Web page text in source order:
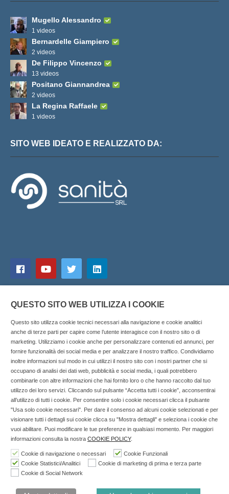
Mugello Alessandro
1 videos
Bernardelle Giampiero
2 videos
De Filippo Vincenzo
13 videos
Positano Giannandrea
2 videos
La Regina Raffaele
1 videos
SITO WEB IDEATO E REALIZZATO DA:
Copyright © 2025 SOCIALFARMA - La piattaforma web per i
professionisti della farmacia. Tutti i diritti riservati.
Socialfarma.it è un marchio di Sanità S.r.l. Largo San
Francesco, 19 - 73041 Carmiano (LE) - Tel: 0832.093720 Cell:
3276346536 Cell: 3297281965 - P.iva: 04571460759 - Rea: LE-
302152 Iscritta al n° 1 del Registro della Stampa del Tribunale
di Lecce il 15/01/2015.
Nell'anno 2018 sono stati erogati €3.147,62 da Invitalia a saldo
QUESTO SITO WEB UTILIZZA I COOKIE
Questo sito utilizza cookie tecnici necessari alla navigazione e cookie analitici
anche di terze parti per capire come l’utente interagisce con il nostro sito o di
marketing. Utilizziamo i cookie anche per personalizzare contenuti ed annunci, per
fornire funzionalità dei social media e per analizzare il nostro traffico. Condividiamo
inoltre informazioni sul modo in cui utilizzi il nostro sito con i nostri partner che si
occupano di analisi dei dati web, pubblicità e social media, i quali potrebbero
combinarle con altre informazioni che hai fornito loro o che hanno raccolto dal tuo
utilizzo dei loro servizi. Cliccando sul pulsante “Accetta tutti i cookie”, acconsentirai
all’utilizzo di tutti i cookie. Per consentire solo i cookie necessari clicca il pulsante
"Usa solo cookie necessari". Per dare il consenso ad alcuni cookie selezionati e per
visionare tutti i dettagli sui cookie clicca su "Mostra dettagli" e seleziona i cookie che
vuoi abilitare. Puoi modificare le tue preferenze in qualsiasi momento. Per maggiori
informazioni consulta la nostra COOKIE POLICY.
Cookie di navigazione o necessari
Cookie Funzionali
Cookie Statistici/Analitici
Cookie di marketing di prima e terza parte
Cookie di Social Network